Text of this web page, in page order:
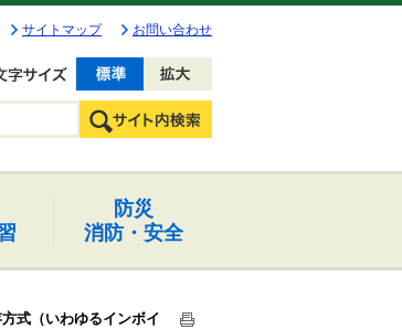
サイトマップ お問い合わせ
文字を小さく
防災
消防・安全
式（いわゆるインボイ